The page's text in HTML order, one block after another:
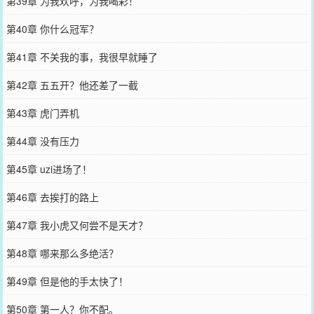
第40章 你什么冠军？
第41章 不关我的事，我很早就睡了
第42章 五五开？他还差了一截
第43章 虎门弄机
第44章 没有压力
第45章 uzi进场了！
第46章 去挨打的路上
第47章 我小虎又何尝不是天才？
第48章 哪来那么多绝活？
第49章 但是他的手太快了！
第50章 第一人？你不配。